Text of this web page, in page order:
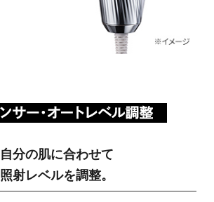
自分の肌に合わせて
照射レベルを調整。